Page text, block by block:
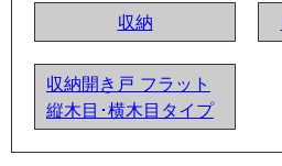
収納
収納開き戸 フラット
縦木目･横木目タイプ